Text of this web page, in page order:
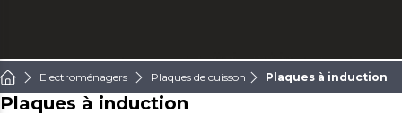
Electroménagers Plaques de cuisson Plaques à induction
Plaques à induction